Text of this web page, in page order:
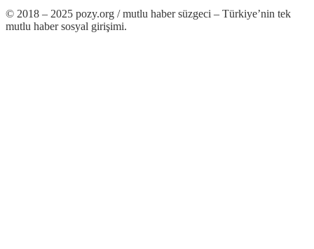
© 2018 – 2025 pozy.org / mutlu haber süzgeci – Türkiye’nin tek
mutlu haber sosyal girişimi.